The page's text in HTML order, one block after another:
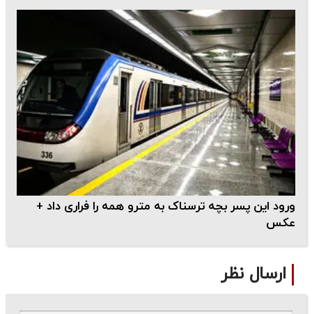
ورود این پسر بچه ترسناک به مترو همه را فراری داد +
عکس
ارسال نظر